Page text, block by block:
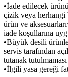
•İade edilecek
çizik veya herhangi
ürün ve
iade koşullarına
•Büyük desili
servis tarafından
tutanak
•İlgili yasa gereği